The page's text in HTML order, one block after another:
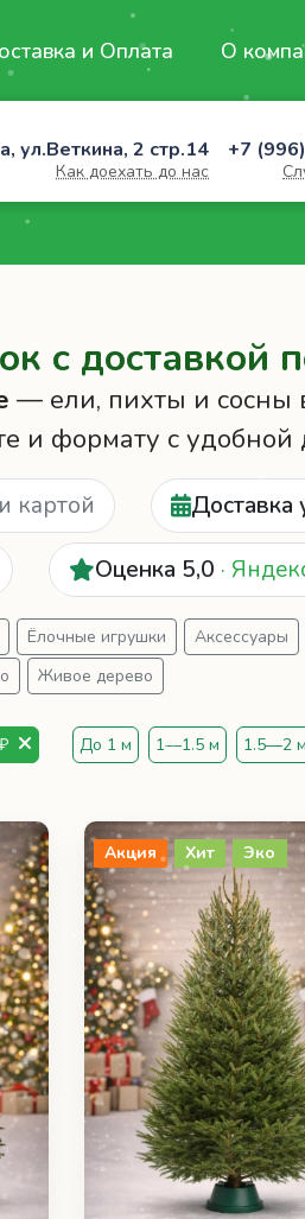
и Оплата О
ул.Веткина, 2 стр.14
Как доехать до нас
+7
с доставкой
— ели, пихты и сосны
и формату с удобной
картой Доставка
Оценка 5,0 ·
Ёлочные игрушки Аксессуары
Живое дерево
До 1 м 1—1.5 м 1.5—2 м
Акция Хит Эко